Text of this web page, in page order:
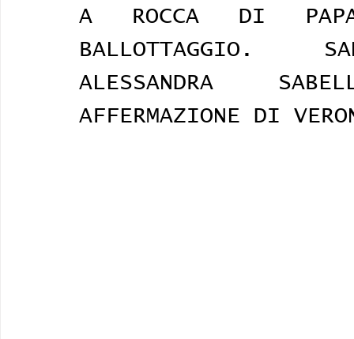
A ROCCA DI
BALLOTTAGGIO.
ALESSANDRA
AFFERMAZIONE DI